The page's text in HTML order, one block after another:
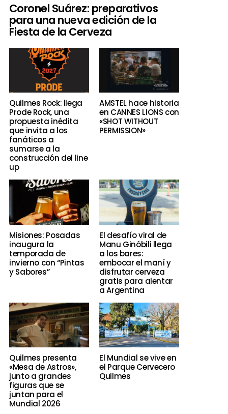
Coronel Suárez: preparativos
para una nueva edición de la
Fiesta de la Cerveza
Quilmes Rock: llega
Prode Rock, una
propuesta inédita
que invita a los
fanáticos a
sumarse a la
construcción del line
up
AMSTEL hace historia
en CANNES LIONS con
«SHOT WITHOUT
PERMISSION»
Misiones: Posadas
inaugura la
temporada de
invierno con “Pintas
y Sabores”
El desafío viral de
Manu Ginóbili llega
a los bares:
embocar el maní y
disfrutar cerveza
gratis para alentar
a Argentina
Quilmes presenta
«Mesa de Astros»,
junto a grandes
figuras que se
juntan para el
Mundial 2026
El Mundial se vive en
el Parque Cervecero
Quilmes